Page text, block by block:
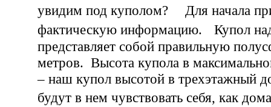
увидим под куполом? Для начала
фактическую информацию. Купол
представляет собой правильную
метров. Высота купола в
– наш купол высотой в трехэтажный
будут в нем чувствовать себя, как